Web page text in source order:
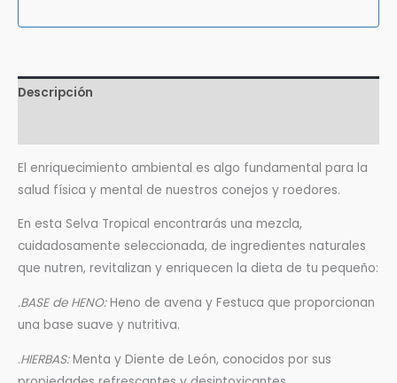
Descripción
El enriquecimiento ambiental es algo fundamental para la
salud física y mental de nuestros conejos y roedores.
En esta Selva Tropical encontrarás una mezcla,
cuidadosamente seleccionada, de ingredientes naturales
que nutren, revitalizan y enriquecen la dieta de tu pequeño:
.BASE de HENO:Heno de avena y Festuca que proporcionan
una base suave y nutritiva.
.HIERBAS:Menta y Diente de León, conocidos por sus